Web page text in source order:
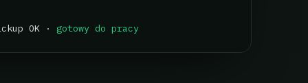
OK · gotowy do pracy